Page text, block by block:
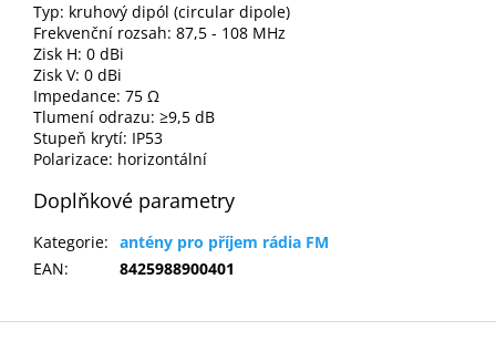
Typ: kruhový dipól (circular dipole)
Frekvenční rozsah: 87,5 - 108 MHz
Zisk H: 0 dBi
Zisk V: 0 dBi
Impedance: 75 Ω
Tlumení odrazu: ≥9,5 dB
Stupeň krytí: IP53
Polarizace: horizontální
Doplňkové parametry
Kategorie: antény pro příjem rádia FM
EAN: 8425988900401
Z